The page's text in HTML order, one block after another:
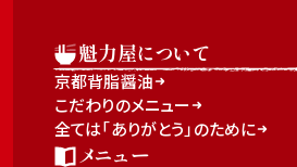
魁力屋について
京都背脂醤油
こだわりのメニュー
全ては「ありがとう」のために
メニュー